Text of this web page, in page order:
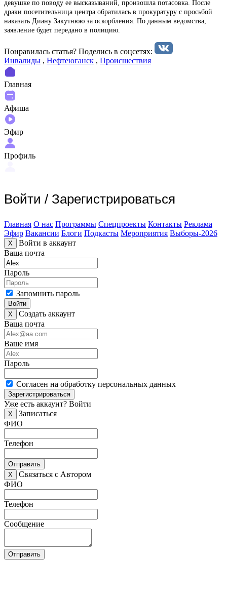
девушке по поводу ее высказываний, произошла потасовка. После
драки посетительница центра обратилась в прокуратуру с просьбой
наказать Диану Закутнюю за оскорбления. По данным ведомства,
заявление будет передано в полицию.
Понравилась статья? Поделиcь в соцсетях:
Инвалиды , Нефтеюганск , Происшествия
Главная
Афиша
Эфир
Профиль
Войти / Зарегистрироваться
Главная О нас Программы Спецпроекты Контакты Реклама
Эфир Вакансии Блоги Подкасты Мероприятия Выборы-2026
X
Войти в аккаунт
Ваша почта
Пароль
Запомнить пароль
Войти
X
Создать аккаунт
Ваша почта
Ваше имя
Пароль
Согласен на обработку персональных данных
Зарегистрироваться
Уже есть аккаунт? Войти
X
Записаться
ФИО
Телефон
Отправить
X
Связаться с Автором
ФИО
Телефон
Сообщение
Отправить